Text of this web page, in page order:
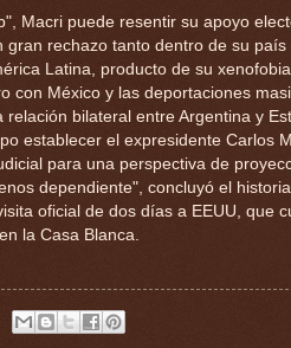
Macri puede resentir su apoyo
rechazo tanto dentro de su país
Latina, producto de su
con México y las deportaciones
bilateral entre Argentina y
establecer el expresidente Carlos
para una perspectiva de
dependiente", concluyó el
oficial de dos días a EEUU, que
la Casa Blanca.